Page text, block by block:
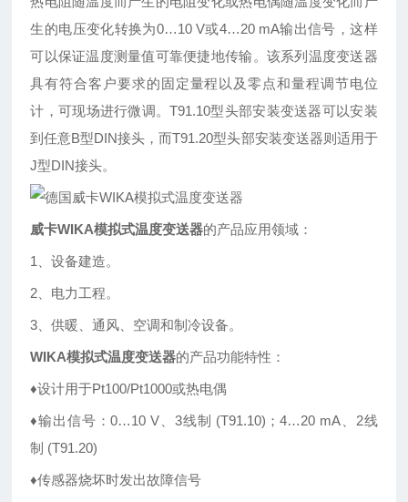
生的电压变化转换为0…10 V或4…20 mA输出信号，这样
可以保证温度测量值可靠便捷地传输。该系列温度变送器
具有符合客户要求的固定量程以及零点和量程调节电位
计，可现场进行微调。T91.10型头部安装变送器可以安装
到任意B型DIN接头，而T91.20型头部安装变送器则适用于
J型DIN接头。
威卡WIKA模拟式温度变送器的产品应用领域：
1、设备建造。
2、电力工程。
3、供暖、通风、空调和制冷设备。
WIKA模拟式温度变送器的产品功能特性：
♦设计用于Pt100/Pt1000或热电偶
♦输出信号：0…10 V、3线制 (T91.10)；4…20 mA、2线
制 (T91.20)
♦传感器烧坏时发出故障信号